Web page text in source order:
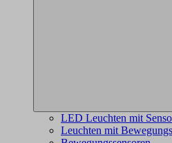
LED Leuchten mit
Leuchten mit